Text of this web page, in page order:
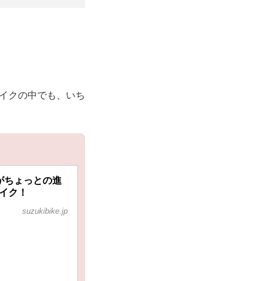
クの中でも、いち
ちょっとの進
ク！
suzukibike.jp